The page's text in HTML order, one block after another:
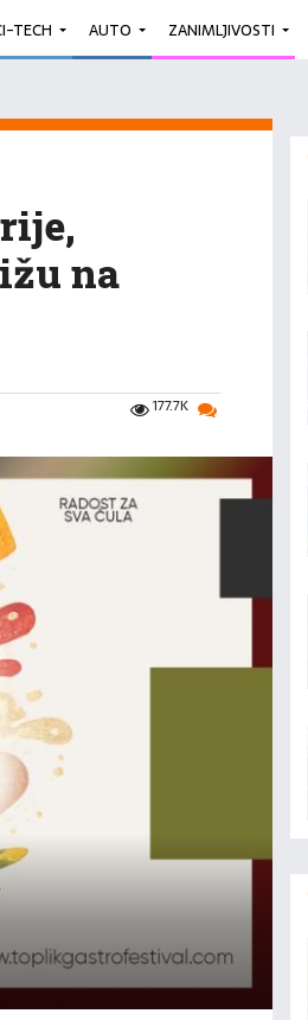
TECH AUTO ZANIMLJIVOSTI
na
177.7K